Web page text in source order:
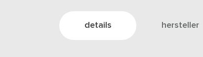
details hersteller